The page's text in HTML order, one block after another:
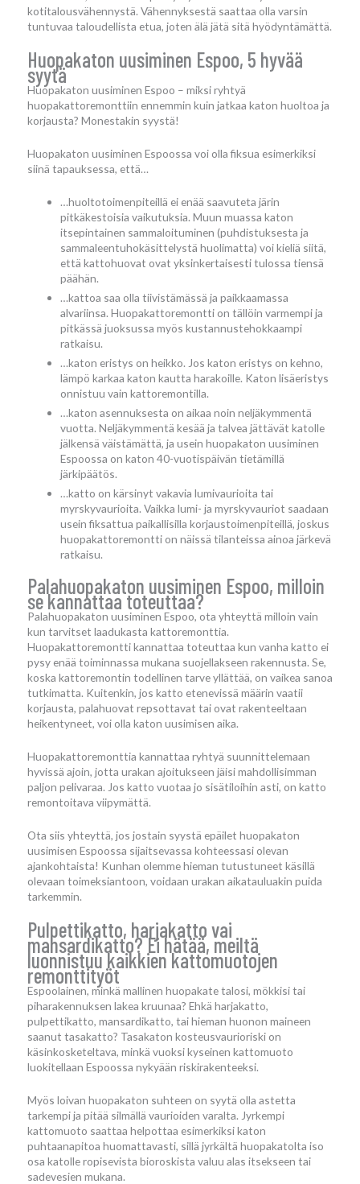
kotitalousvähennystä. Vähennyksestä saattaa olla varsin
tuntuvaa taloudellista etua, joten älä jätä sitä hyödyntämättä.
Huopakaton uusiminen Espoo, 5 hyvää
syytä
Huopakaton uusiminen Espoo – miksi ryhtyä
huopakattoremonttiin ennemmin kuin jatkaa katon huoltoa ja
korjausta? Monestakin syystä!
Huopakaton uusiminen Espoossa voi olla fiksua esimerkiksi
siinä tapauksessa, että…
…huoltotoimenpiteillä ei enää saavuteta järin
pitkäkestoisia vaikutuksia. Muun muassa katon
itsepintainen sammaloituminen (puhdistuksesta ja
sammaleentuhokäsittelystä huolimatta) voi kieliä siitä,
että kattohuovat ovat yksinkertaisesti tulossa tiensä
päähän.
…kattoa saa olla tiivistämässä ja paikkaamassa
alvariinsa. Huopakattoremontti on tällöin varmempi ja
pitkässä juoksussa myös kustannustehokkaampi
ratkaisu.
…katon eristys on heikko. Jos katon eristys on kehno,
lämpö karkaa katon kautta harakoille. Katon lisäeristys
onnistuu vain kattoremontilla.
…katon asennuksesta on aikaa noin neljäkymmentä
vuotta. Neljäkymmentä kesää ja talvea jättävät katolle
jälkensä väistämättä, ja usein huopakaton uusiminen
Espoossa on katon 40-vuotispäivän tietämillä
järkipäätös.
…katto on kärsinyt vakavia lumivaurioita tai
myrskyvaurioita. Vaikka lumi- ja myrskyvauriot saadaan
usein fiksattua paikallisilla korjaustoimenpiteillä, joskus
huopakattoremontti on näissä tilanteissa ainoa järkevä
ratkaisu.
Palahuopakaton uusiminen Espoo, milloin
se kannattaa toteuttaa?
Palahuopakaton uusiminen Espoo, ota yhteyttä milloin vain
kun tarvitset laadukasta kattoremonttia.
Huopakattoremontti kannattaa toteuttaa kun vanha katto ei
pysy enää toiminnassa mukana suojellakseen rakennusta. Se,
koska kattoremontin todellinen tarve yllättää, on vaikea sanoa
tutkimatta. Kuitenkin, jos katto etenevissä määrin vaatii
korjausta, palahuovat repsottavat tai ovat rakenteeltaan
heikentyneet, voi olla katon uusimisen aika.
Huopakattoremonttia kannattaa ryhtyä suunnittelemaan
hyvissä ajoin, jotta urakan ajoitukseen jäisi mahdollisimman
paljon pelivaraa. Jos katto vuotaa jo sisätiloihin asti, on katto
remontoitava viipymättä.
Ota siis yhteyttä, jos jostain syystä epäilet huopakaton
uusimisen Espoossa sijaitsevassa kohteessasi olevan
ajankohtaista! Kunhan olemme hieman tutustuneet käsillä
olevaan toimeksiantoon, voidaan urakan aikatauluakin puida
tarkemmin.
Pulpettikatto, harjakatto vai
mansardikatto? Ei hätää, meiltä
luonnistuu kaikkien kattomuotojen
remonttityöt
Espoolainen, minkä mallinen huopakate talosi, mökkisi tai
piharakennuksen lakea kruunaa? Ehkä harjakatto,
pulpettikatto, mansardikatto, tai hieman huonon maineen
saanut tasakatto? Tasakaton kosteusvaurioriski on
käsinkosketeltava, minkä vuoksi kyseinen kattomuoto
luokitellaan Espoossa nykyään riskirakenteeksi.
Myös loivan huopakaton suhteen on syytä olla astetta
tarkempi ja pitää silmällä vaurioiden varalta. Jyrkempi
kattomuoto saattaa helpottaa esimerkiksi katon
puhtaanapitoa huomattavasti, sillä jyrkältä huopakatolta iso
osa katolle ropisevista bioroskista valuu alas itsekseen tai
sadevesien mukana.